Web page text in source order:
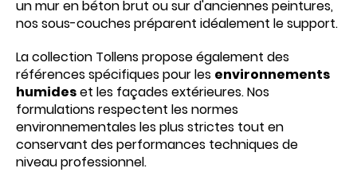
un mur en béton brut ou sur d'anciennes peintures,
nos sous-couches préparent idéalement le support.
La collection Tollens propose également des
références spécifiques pour les environnements
humideset les façades extérieures. Nos
formulations respectent les normes
environnementales les plus strictes tout en
conservant des performances techniques de
niveau professionnel.